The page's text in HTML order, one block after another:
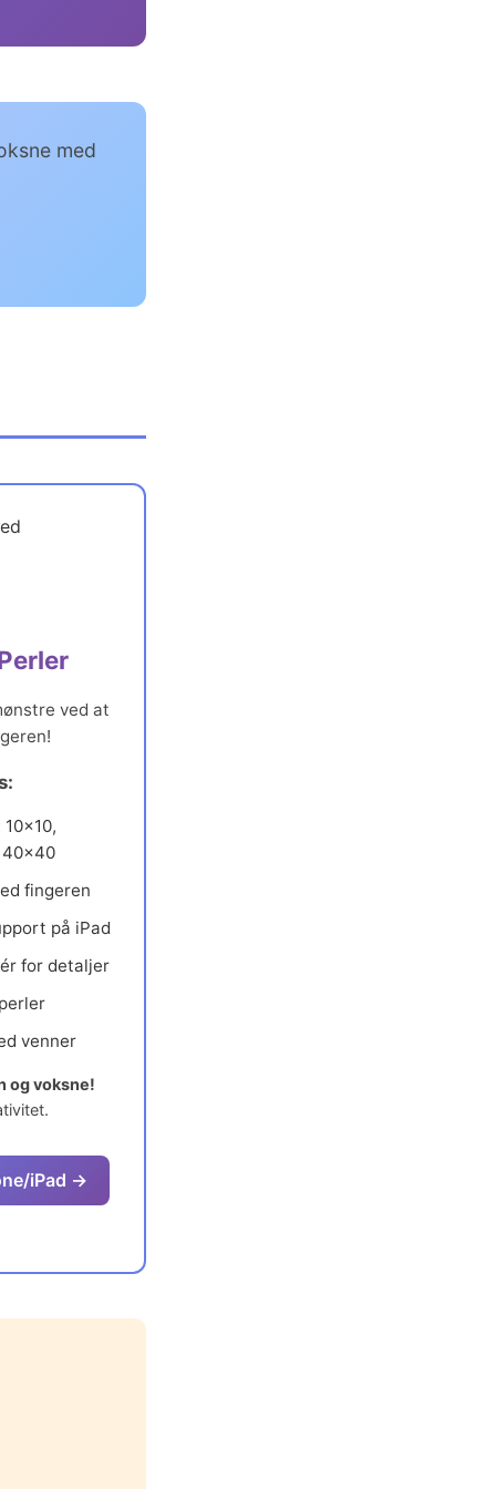
med
ved at
fingeren
på iPad
for detaljer
venner
og voksne!
iPad →